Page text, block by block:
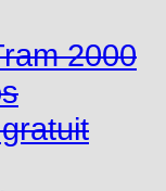
2000